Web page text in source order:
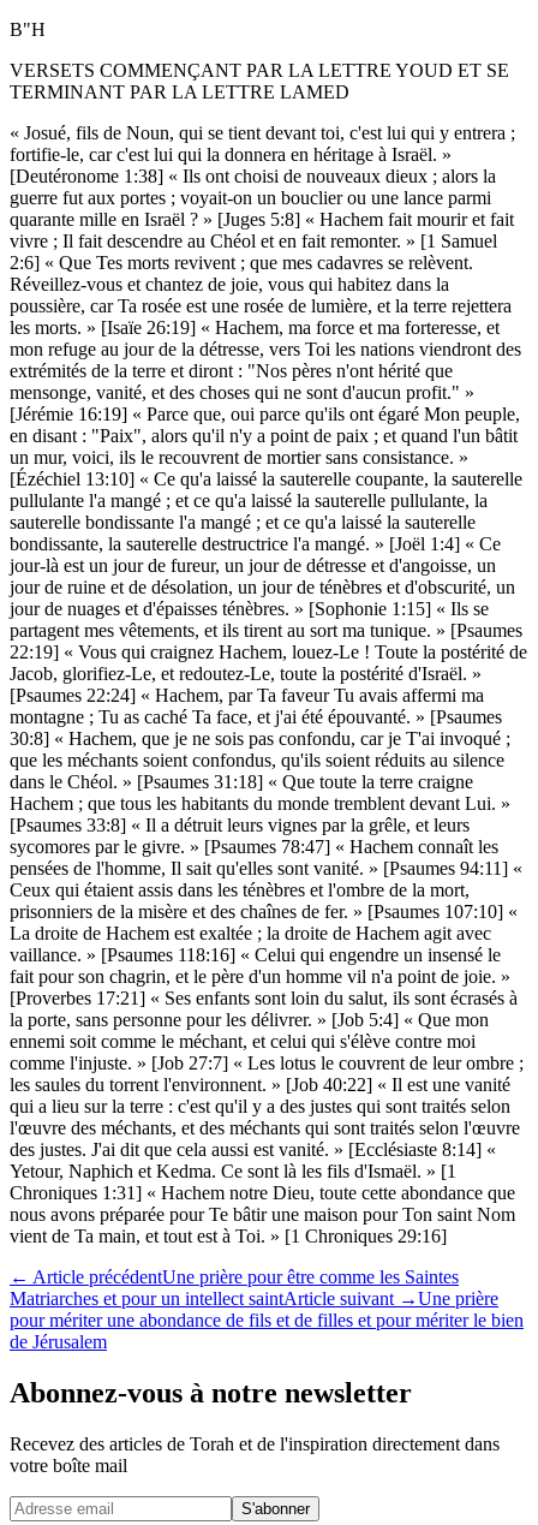
B"H
VERSETS COMMENÇANT PAR LA LETTRE YOUD ET SE
TERMINANT PAR LA LETTRE LAMED
« Josué, fils de Noun, qui se tient devant toi, c'est lui qui y entrera ;
fortifie-le, car c'est lui qui la donnera en héritage à Israël. »
[Deutéronome 1:38] « Ils ont choisi de nouveaux dieux ; alors la
guerre fut aux portes ; voyait-on un bouclier ou une lance parmi
quarante mille en Israël ? » [Juges 5:8] « Hachem fait mourir et fait
vivre ; Il fait descendre au Chéol et en fait remonter. » [1 Samuel
2:6] « Que Tes morts revivent ; que mes cadavres se relèvent.
Réveillez-vous et chantez de joie, vous qui habitez dans la
poussière, car Ta rosée est une rosée de lumière, et la terre rejettera
les morts. » [Isaïe 26:19] « Hachem, ma force et ma forteresse, et
mon refuge au jour de la détresse, vers Toi les nations viendront des
extrémités de la terre et diront : "Nos pères n'ont hérité que
mensonge, vanité, et des choses qui ne sont d'aucun profit." »
[Jérémie 16:19] « Parce que, oui parce qu'ils ont égaré Mon peuple,
en disant : "Paix", alors qu'il n'y a point de paix ; et quand l'un bâtit
un mur, voici, ils le recouvrent de mortier sans consistance. »
[Ézéchiel 13:10] « Ce qu'a laissé la sauterelle coupante, la sauterelle
pullulante l'a mangé ; et ce qu'a laissé la sauterelle pullulante, la
sauterelle bondissante l'a mangé ; et ce qu'a laissé la sauterelle
bondissante, la sauterelle destructrice l'a mangé. » [Joël 1:4] « Ce
jour-là est un jour de fureur, un jour de détresse et d'angoisse, un
jour de ruine et de désolation, un jour de ténèbres et d'obscurité, un
jour de nuages et d'épaisses ténèbres. » [Sophonie 1:15] « Ils se
partagent mes vêtements, et ils tirent au sort ma tunique. » [Psaumes
22:19] « Vous qui craignez Hachem, louez-Le ! Toute la postérité de
Jacob, glorifiez-Le, et redoutez-Le, toute la postérité d'Israël. »
[Psaumes 22:24] « Hachem, par Ta faveur Tu avais affermi ma
montagne ; Tu as caché Ta face, et j'ai été épouvanté. » [Psaumes
30:8] « Hachem, que je ne sois pas confondu, car je T'ai invoqué ;
que les méchants soient confondus, qu'ils soient réduits au silence
dans le Chéol. » [Psaumes 31:18] « Que toute la terre craigne
Hachem ; que tous les habitants du monde tremblent devant Lui. »
[Psaumes 33:8] « Il a détruit leurs vignes par la grêle, et leurs
sycomores par le givre. » [Psaumes 78:47] « Hachem connaît les
pensées de l'homme, Il sait qu'elles sont vanité. » [Psaumes 94:11] «
Ceux qui étaient assis dans les ténèbres et l'ombre de la mort,
prisonniers de la misère et des chaînes de fer. » [Psaumes 107:10] «
La droite de Hachem est exaltée ; la droite de Hachem agit avec
vaillance. » [Psaumes 118:16] « Celui qui engendre un insensé le
fait pour son chagrin, et le père d'un homme vil n'a point de joie. »
[Proverbes 17:21] « Ses enfants sont loin du salut, ils sont écrasés à
la porte, sans personne pour les délivrer. » [Job 5:4] « Que mon
ennemi soit comme le méchant, et celui qui s'élève contre moi
comme l'injuste. » [Job 27:7] « Les lotus le couvrent de leur ombre ;
les saules du torrent l'environnent. » [Job 40:22] « Il est une vanité
qui a lieu sur la terre : c'est qu'il y a des justes qui sont traités selon
l'œuvre des méchants, et des méchants qui sont traités selon l'œuvre
des justes. J'ai dit que cela aussi est vanité. » [Ecclésiaste 8:14] «
Yetour, Naphich et Kedma. Ce sont là les fils d'Ismaël. » [1
Chroniques 1:31] « Hachem notre Dieu, toute cette abondance que
nous avons préparée pour Te bâtir une maison pour Ton saint Nom
vient de Ta main, et tout est à Toi. » [1 Chroniques 29:16]
← Article précédentUne prière pour être comme les Saintes
Matriarches et pour un intellect saintArticle suivant →Une prière
pour mériter une abondance de fils et de filles et pour mériter le bien
de Jérusalem
Abonnez-vous à notre newsletter
Recevez des articles de Torah et de l'inspiration directement dans
votre boîte mail
Website (leave blank) S'abonner